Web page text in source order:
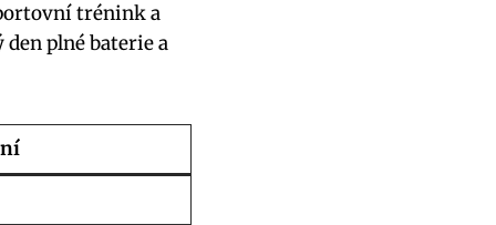
trénink a
plné baterie a